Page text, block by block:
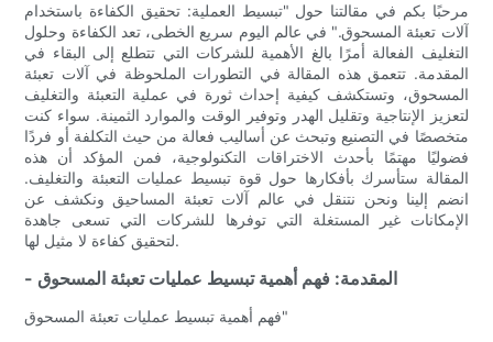
مرحبًا بكم في مقالتنا حول "تبسيط العملية: تحقيق الكفاءة باستخدام
آلات تعبئة المسحوق." في عالم اليوم سريع الخطى، تعد الكفاءة وحلول
التغليف الفعالة أمرًا بالغ الأهمية للشركات التي تتطلع إلى البقاء في
المقدمة. تتعمق هذه المقالة في التطورات الملحوظة في آلات تعبئة
المسحوق، وتستكشف كيفية إحداث ثورة في عملية التعبئة والتغليف
لتعزيز الإنتاجية وتقليل الهدر وتوفير الوقت والموارد الثمينة. سواء كنت
متخصصًا في التصنيع وتبحث عن أساليب فعالة من حيث التكلفة أو فردًا
فضوليًا مهتمًا بأحدث الاختراقات التكنولوجية، فمن المؤكد أن هذه
المقالة ستأسرك بأفكارها حول قوة تبسيط عمليات التعبئة والتغليف.
انضم إلينا ونحن نتنقل في عالم آلات تعبئة المساحيق ونكشف عن
الإمكانات غير المستغلة التي توفرها للشركات التي تسعى جاهدة
لتحقيق كفاءة لا مثيل لها.
- المقدمة: فهم أهمية تبسيط عمليات تعبئة المسحوق
فهم أهمية تبسيط عمليات تعبئة المسحوق"